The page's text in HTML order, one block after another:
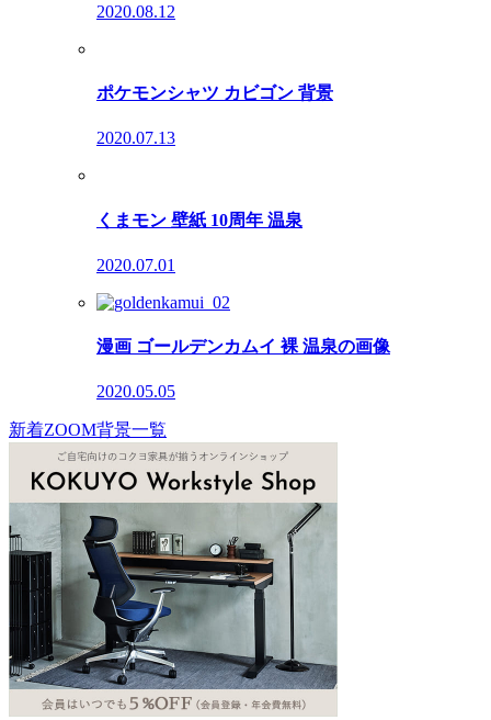
2020.08.12
ポケモンシャツ カビゴン 背景
2020.07.13
くまモン 壁紙 10周年 温泉
2020.07.01
漫画 ゴールデンカムイ 裸 温泉の画像
2020.05.05
新着ZOOM背景一覧